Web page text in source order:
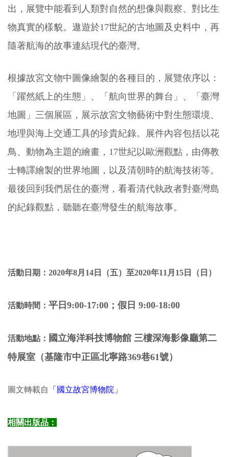
出，展覽中能看到人類對自然的想像與觀察、對比生
物真實的樣貌。遨遊於17世紀的古地圖及史料中，再
隨著航海的故事連結現代的臺灣。
根據故宮文物中圖像繪製的各種目的，展覽依序以：
「躍然紙上的生態」、「航向世界的舞台」、「臺灣
地圖」三個展區，展示故宮文物藝術中對生態環境、
地理與海上交通工具的珍貴紀錄。展件內容包括以花
鳥、動物為主題的繪畫，17世紀以歐洲觀點，由傳教
士轉譯繪製的世界地圖，以及清朝時的航海技術等。
最後回到我們居住的臺灣，看看清代執政者對臺灣島
的紀錄觀點，聽聽在臺灣發生的航海故事。
活動日期：2020年8月14日（五）至2020年11月15日（日）
活動時間： 平日9:00-17:00；假日 9:00-18:00
活動地點： 國立海洋科技博物館 三樓深海影像廳第二
特展室（基隆市中正區北寧路369巷61號）
圖文轉載自 「國立故宮博物院」
相關出版品：